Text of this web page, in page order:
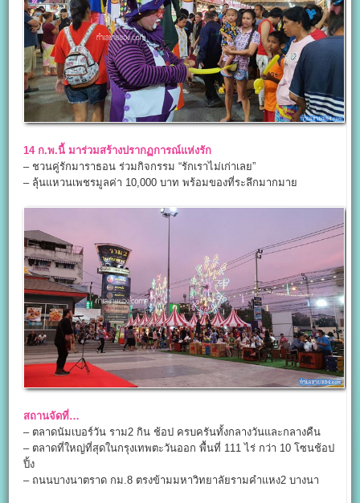
14 ก.พ.นี้ มาร่วมสร้างปรากฏการณ์แห่งรัก
– ชวนคู่รักมาราธอน ร่วมกิจกรรม “รักเราไม่เก่าเลย”
– ลุ้นแหวนเพชรมูลค่า 10,000 บาท พร้อมของที่ระลึกมากมาย
สถานจัดที่…
– ตลาดนัมเบอร์วัน ราม2 กิน ช้อป ครบครันทั้งกลางวันและกลางคืน
– ตลาดที่ใหญ่ที่สุดในกรุงเทพตะวันออก พื้นที่ 111 ไร่ กว่า 10 โซนช้อป
ปิ้ง
– ถนนบางนาตราด กม.8 ตรงข้ามมหาวิทยาลัยรามคำแหง2 บางนา